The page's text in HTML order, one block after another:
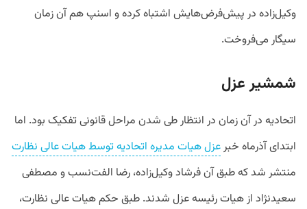
وکیل‌زاده در پیش‌فرض‌هایش اشتباه کرده و اسنپ هم آن زمان
سیگار می‌فروخت.
شمشیر عزل
اتحادیه در آن زمان در انتظار طی شدن مراحل قانونی تفکیک بود. اما
ابتدای آذرماه خبرعزل هیات مدیره اتحادیه توسط هیات عالی نظارت
منتشر شد که طبق آن فرشاد وکیل‌زاده، رضا الفت‌نسب و مصطفی
سعیدنژاد از هیات رئیسه عزل شدند. طبق حکم هیات عالی نظارت،